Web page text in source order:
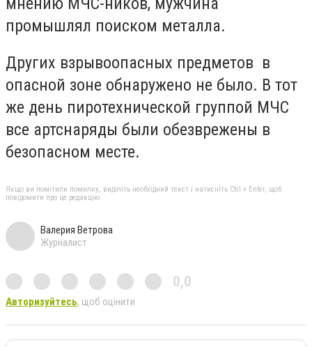
промышлял поиском металла.
Других взрывоопасных предметов в
опасной зоне обнаружено не было. В тот
же день пиротехнической группой МЧС
все артснаряды были обезврежены в
безопасном месте.
Якщо ви помітили помилку, виділіть необхідний текст і натисніть Ctrl + Enter, щоб
повідомити про це редакцію
Валерия Ветрова
Журналист
0,0
Авторизуйтесь, щоб оцінити